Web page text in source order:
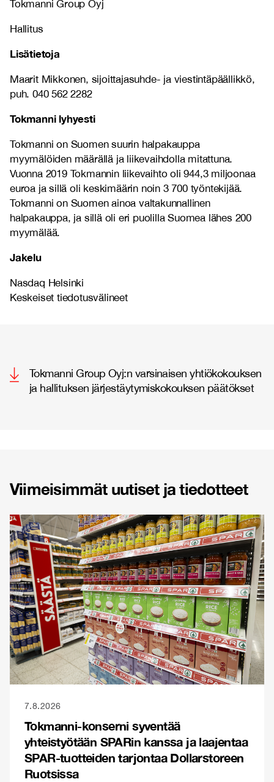
Tokmanni Group Oyj
Hallitus
Lisätietoja
Maarit Mikkonen, sijoittajasuhde- ja viestintäpäällikkö,
puh. 040 562 2282
Tokmanni lyhyesti
Tokmanni on Suomen suurin halpakauppa
myymälöiden määrällä ja liikevaihdolla mitattuna.
Vuonna 2019 Tokmannin liikevaihto oli 944,3 miljoonaa
euroa ja sillä oli keskimäärin noin 3 700 työntekijää.
Tokmanni on Suomen ainoa valtakunnallinen
halpakauppa, ja sillä oli eri puolilla Suomea lähes 200
myymälää.
Jakelu
Nasdaq Helsinki
Keskeiset tiedotusvälineet
Tokmanni Group Oyj:n varsinaisen yhtiökokouksen
ja hallituksen järjestäytymiskokouksen päätökset
Viimeisimmät uutiset ja tiedotteet
7.8.2026
Tokmanni-konserni syventää
yhteistyötään SPARin kanssa ja laajentaa
SPAR-tuotteiden tarjontaa Dollarstoreen
Ruotsissa